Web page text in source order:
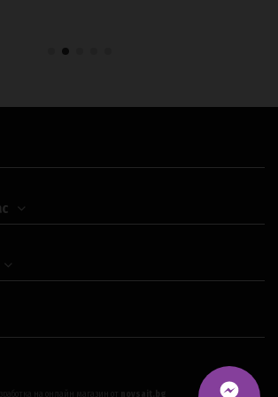
на онлайн магазин от novsait.bg